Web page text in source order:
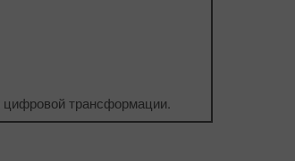
цифровой трансформации.